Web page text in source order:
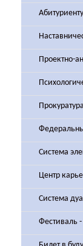
Проектно-
Система
Центр
Система
Фестиваль